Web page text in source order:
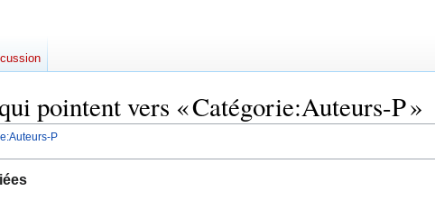
pointent vers « Catégorie:Auteurs-P »
P